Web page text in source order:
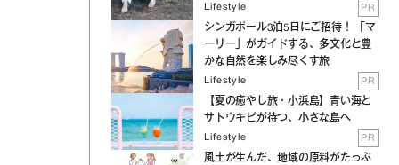
Lifestyle PR
シンガポール3泊5日にご招待！ 「マ
ーリー」がガイドする、多文化と豊
かな自然を楽しみ尽くす旅
Lifestyle PR
【夏の癒やし旅・小浜島】青い海と
サトウキビが待つ、小さな島へ
Lifestyle PR
風土が生んだ、地域の原料がたっぷ